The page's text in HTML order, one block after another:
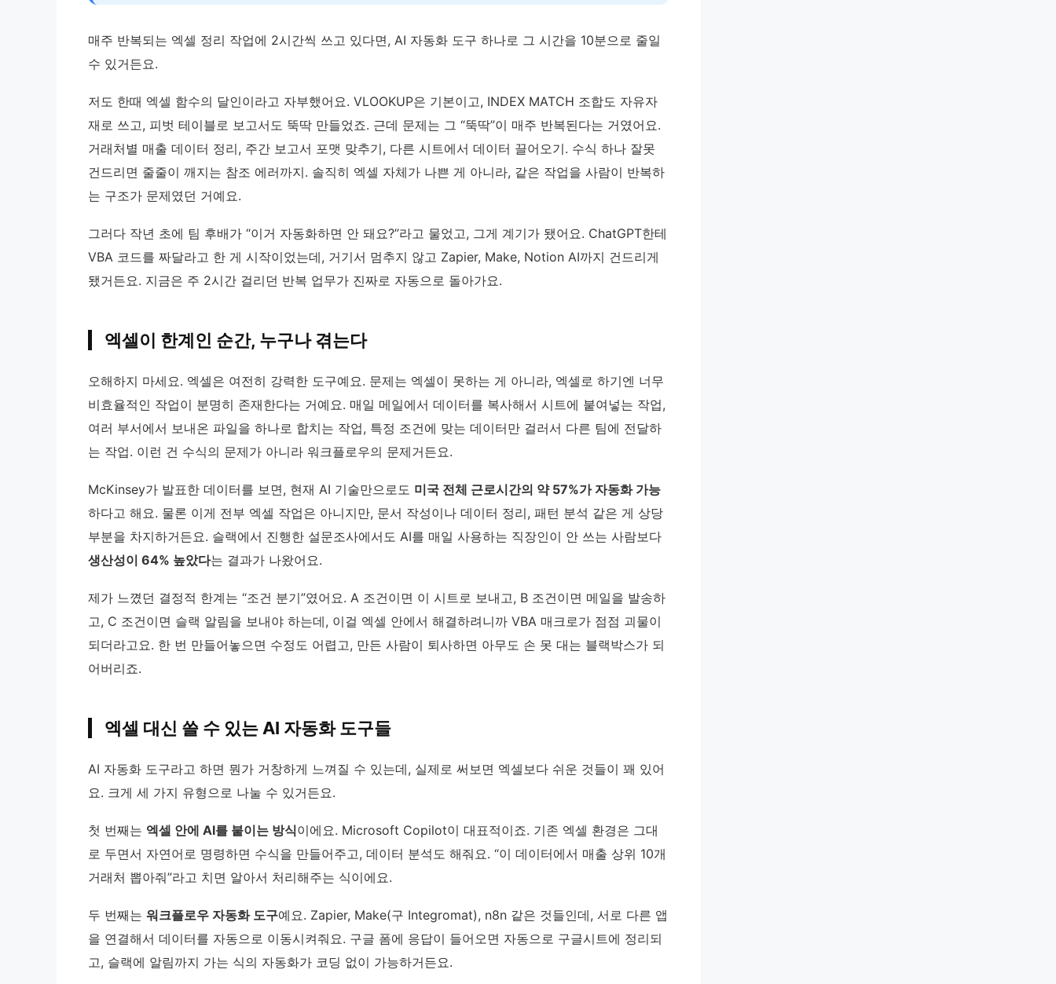
매주 반복되는 엑셀 정리 작업에 2시간씩 쓰고 있다면, AI 자동화 도구 하나로 그 시간을 10분으로 줄일
수 있거든요.
저도 한때 엑셀 함수의 달인이라고 자부했어요. VLOOKUP은 기본이고, INDEX MATCH 조합도 자유자
재로 쓰고, 피벗 테이블로 보고서도 뚝딱 만들었죠. 근데 문제는 그 “뚝딱”이 매주 반복된다는 거였어요.
거래처별 매출 데이터 정리, 주간 보고서 포맷 맞추기, 다른 시트에서 데이터 끌어오기. 수식 하나 잘못
건드리면 줄줄이 깨지는 참조 에러까지. 솔직히 엑셀 자체가 나쁜 게 아니라, 같은 작업을 사람이 반복하
는 구조가 문제였던 거예요.
그러다 작년 초에 팀 후배가 “이거 자동화하면 안 돼요?”라고 물었고, 그게 계기가 됐어요. ChatGPT한테
VBA 코드를 짜달라고 한 게 시작이었는데, 거기서 멈추지 않고 Zapier, Make, Notion AI까지 건드리게
됐거든요. 지금은 주 2시간 걸리던 반복 업무가 진짜로 자동으로 돌아가요.
엑셀이 한계인 순간, 누구나 겪는다
오해하지 마세요. 엑셀은 여전히 강력한 도구예요. 문제는 엑셀이 못하는 게 아니라, 엑셀로 하기엔 너무
비효율적인 작업이 분명히 존재한다는 거예요. 매일 메일에서 데이터를 복사해서 시트에 붙여넣는 작업,
여러 부서에서 보내온 파일을 하나로 합치는 작업, 특정 조건에 맞는 데이터만 걸러서 다른 팀에 전달하
는 작업. 이런 건 수식의 문제가 아니라 워크플로우의 문제거든요.
McKinsey가 발표한 데이터를 보면, 현재 AI 기술만으로도 미국 전체 근로시간의 약 57%가 자동화 가능
하다고 해요. 물론 이게 전부 엑셀 작업은 아니지만, 문서 작성이나 데이터 정리, 패턴 분석 같은 게 상당
부분을 차지하거든요. 슬랙에서 진행한 설문조사에서도 AI를 매일 사용하는 직장인이 안 쓰는 사람보다
생산성이 64% 높았다는 결과가 나왔어요.
제가 느꼈던 결정적 한계는 “조건 분기”였어요. A 조건이면 이 시트로 보내고, B 조건이면 메일을 발송하
고, C 조건이면 슬랙 알림을 보내야 하는데, 이걸 엑셀 안에서 해결하려니까 VBA 매크로가 점점 괴물이
되더라고요. 한 번 만들어놓으면 수정도 어렵고, 만든 사람이 퇴사하면 아무도 손 못 대는 블랙박스가 되
어버리죠.
엑셀 대신 쓸 수 있는 AI 자동화 도구들
AI 자동화 도구라고 하면 뭔가 거창하게 느껴질 수 있는데, 실제로 써보면 엑셀보다 쉬운 것들이 꽤 있어
요. 크게 세 가지 유형으로 나눌 수 있거든요.
첫 번째는 엑셀 안에 AI를 붙이는 방식이에요. Microsoft Copilot이 대표적이죠. 기존 엑셀 환경은 그대
로 두면서 자연어로 명령하면 수식을 만들어주고, 데이터 분석도 해줘요. “이 데이터에서 매출 상위 10개
거래처 뽑아줘”라고 치면 알아서 처리해주는 식이에요.
두 번째는 워크플로우 자동화 도구예요. Zapier, Make(구 Integromat), n8n 같은 것들인데, 서로 다른 앱
을 연결해서 데이터를 자동으로 이동시켜줘요. 구글 폼에 응답이 들어오면 자동으로 구글시트에 정리되
고, 슬랙에 알림까지 가는 식의 자동화가 코딩 없이 가능하거든요.